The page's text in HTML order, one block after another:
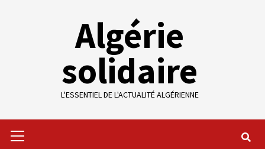
Algérie
solidaire
L'ESSENTIEL DE L'ACTUALITÉ ALGÉRIENNE
Menu